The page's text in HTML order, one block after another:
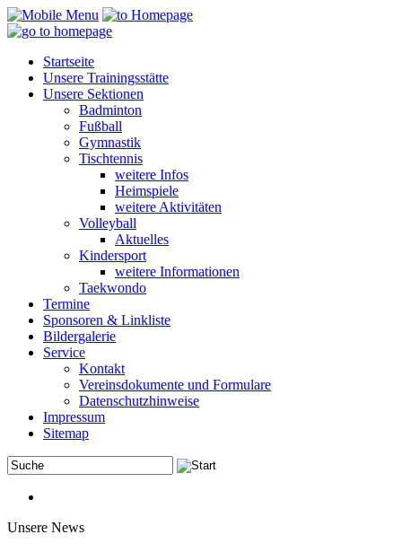
Startseite
Unsere Trainingsstätte
Unsere Sektionen
Badminton
Fußball
Gymnastik
Tischtennis
weitere Infos
Heimspiele
weitere Aktivitäten
Volleyball
Aktuelles
Kindersport
weitere Informationen
Taekwondo
Termine
Sponsoren & Linkliste
Bildergalerie
Service
Kontakt
Vereinsdokumente und Formulare
Datenschutzhinweise
Impressum
Sitemap
Unsere News